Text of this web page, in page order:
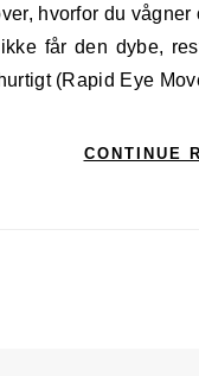
får den dybe,
(Rapid Eye
CONTINUE